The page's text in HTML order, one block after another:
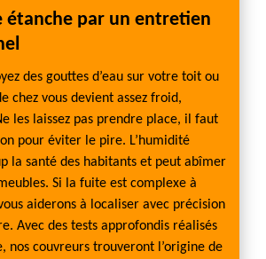
étanche par un entretien
des gouttes d’eau sur votre toit ou
chez vous devient assez froid,
les laissez pas prendre place, il faut
pour éviter le pire. L’humidité
la santé des habitants et peut abîmer
Si la fuite est complexe à
aiderons à localiser avec précision
Avec des tests approfondis réalisés
nos couvreurs trouveront l’origine de